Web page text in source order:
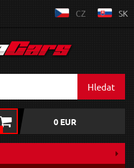
CZ SK
Hledat
0 EUR